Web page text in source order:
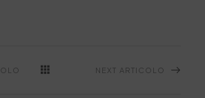
NEXT ARTICOLO